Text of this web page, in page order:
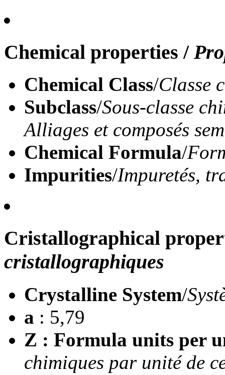
Chemical properties /
Chemical Class/Classe
Subclass/Sous-classe
Alliages et composés
Chemical Formula/
Impurities/Impuretés,
Cristallographical
cristallographiques
Crystalline System/
a : 5,79
Z : Formula units per
chimiques par unité de